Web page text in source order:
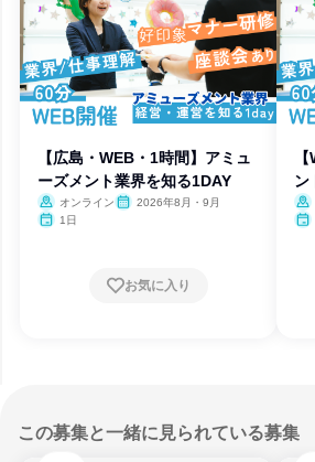
【広島・WEB・1時間】アミュ
ーズメント業界を知る1DAY
オンライン
2026年8月・9月
1日
お気に入り
ン
この募集と一緒に見られている募集